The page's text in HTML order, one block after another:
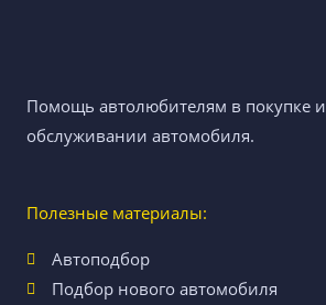
Помощь автолюбителям в покупке и
обслуживании автомобиля.
Полезные материалы:
Автоподбор
Подбор нового автомобиля